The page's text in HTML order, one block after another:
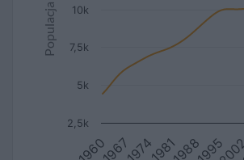
Populacja
196019671974198119881995
2,5k
5k
7,5k
10k